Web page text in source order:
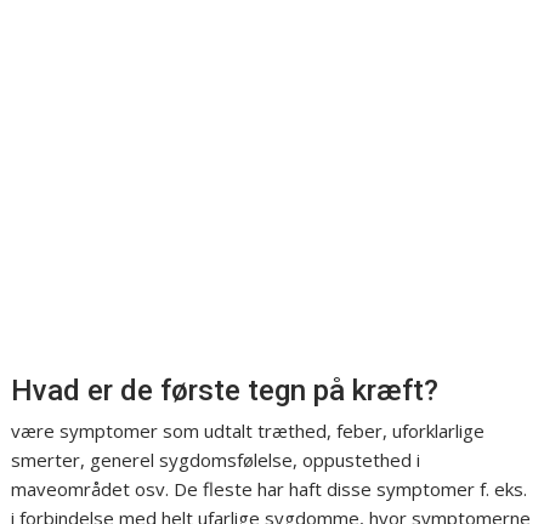
Hvad er de første tegn på kræft?
være symptomer som udtalt træthed, feber, uforklarlige
smerter, generel sygdomsfølelse, oppustethed i
maveområdet osv. De fleste har haft disse symptomer f. eks.
i forbindelse med helt ufarlige sygdomme, hvor symptomerne